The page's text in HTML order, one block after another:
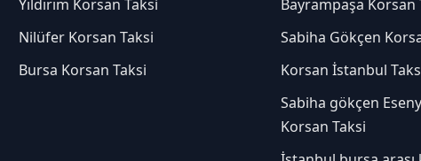
Yıldırım Korsan Taksi
Nilüfer Korsan Taksi
Bursa Korsan Taksi
Bayrampaşa Korsan
Sabiha Gökçen
Korsan İstanbul
Sabiha gökçen
Korsan Taksi